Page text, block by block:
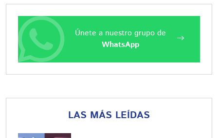
Únete a nuestro grupo de
WhatsApp
LAS MÁS LEÍDAS